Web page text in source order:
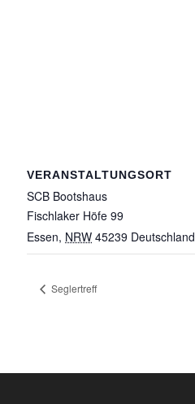
VERANSTALTUNGSORT
SCB Bootshaus
Fischlaker Höfe 99
Essen, NRW 45239 Deutschland
Seglertreff